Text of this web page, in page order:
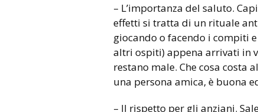
– L’importanza del saluto.
effetti si tratta di un rituale
giocando o facendo i compiti
altri ospiti) appena arrivati in
restano male. Che cosa costa
una persona amica, è buona
– Il rispetto per gli anziani.